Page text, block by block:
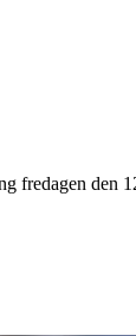
fredagen den